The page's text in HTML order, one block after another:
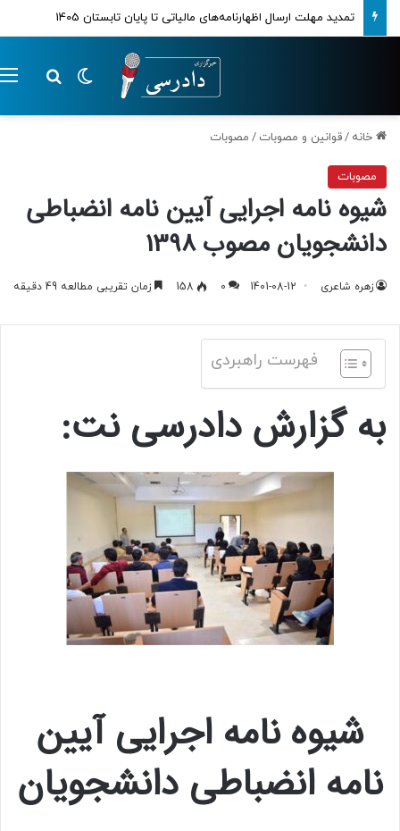
تمدید مهلت ارسال اظهارنامه‌های مالیاتی تا پایان تابستان 1405
تغییر پوسته
خانه /قوانین و مصوبات / مصوبات
مصوبات
شیوه نامه اجرایی آیین نامه انضباطی
دانشجویان مصوب 1398
زهره شاعری 1401-08-12
0
158 زمان تقریبی مطالعه 49 دقیقه
فهرست راهبردی
به گزارش دادرسی نت:
شیوه نامه اجراییآیین
نامه انضباطی دانشجویان